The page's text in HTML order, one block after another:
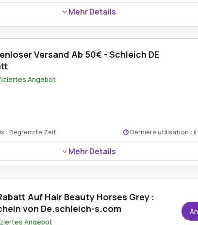
Mehr Details
Kein Minimum erforderlich
anderen Aktionen kombinierbar
Geschäftsbedingungen finden Sie auf der
Versand Ab 50€ - Schleich DE
Angebot
: Begrenzte Zeit Dernière utilisation : il
Mehr Details
für alle Schleich DE Bestellungen über 50€ verfügbar
Auf Hair Beauty Horses Grey :
von De.schleich-s.com
Angebot